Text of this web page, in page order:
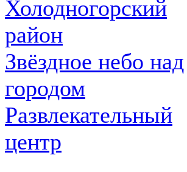
Холодногорский
район
Звёздное небо над
городом
Развлекательный
центр